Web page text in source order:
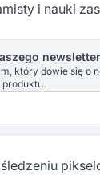
i nauki
który dowie się o